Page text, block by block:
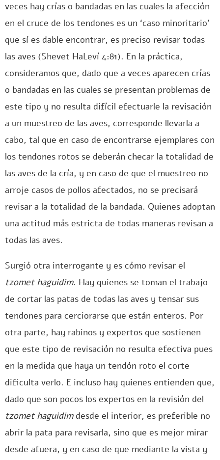
veces hay crías o bandadas en las cuales la afección
en el cruce de los tendones es un ‘caso minoritario’
que sí es dable encontrar, es preciso revisar todas
las aves (Shevet HaLeví 4:81). En la práctica,
consideramos que, dado que a veces aparecen crías
o bandadas en las cuales se presentan problemas de
este tipo y no resulta difícil efectuarle la revisación
a un muestreo de las aves, corresponde llevarla a
cabo, tal que en caso de encontrarse ejemplares con
los tendones rotos se deberán checar la totalidad de
las aves de la cría, y en caso de que el muestreo no
arroje casos de pollos afectados, no se precisará
revisar a la totalidad de la bandada. Quienes adoptan
una actitud más estricta de todas maneras revisan a
todas las aves.
Surgió otra interrogante y es cómo revisar el
tzomet haguidim. Hay quienes se toman el trabajo
de cortar las patas de todas las aves y tensar sus
tendones para cerciorarse que están enteros. Por
otra parte, hay rabinos y expertos que sostienen
que este tipo de revisación no resulta efectiva pues
en la medida que haya un tendón roto el corte
dificulta verlo. E incluso hay quienes entienden que,
dado que son pocos los expertos en la revisión del
tzomet haguidimdesde el interior, es preferible no
abrir la pata para revisarla, sino que es mejor mirar
desde afuera, y en caso de que mediante la vista y